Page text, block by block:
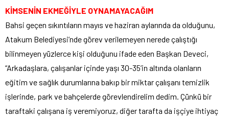
KİMSENİN EKMEĞİYLE OYNAMAYACAĞIM
Bahsi geçen sıkıntıların mayıs ve haziran aylarında da olduğunu,
Atakum Belediyesi’nde görev verilemeyen nerede çalıştığı
bilinmeyen yüzlerce kişi olduğunu ifade eden Başkan Deveci,
“Arkadaşlara, çalışanlar içinde yaşı 30-35’in altında olanların
eğitim ve sağlık durumlarına bakıp bir miktar çalışanı temizlik
işlerinde, park ve bahçelerde görevlendirelim dedim. Çünkü bir
taraftaki çalışana iş veremiyoruz, diğer tarafta da işçiye ihtiyaç